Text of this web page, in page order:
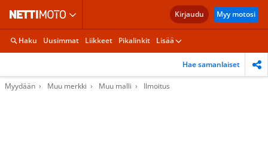
Kirjaudu Myy motosi
Haku Uusimmat Liikkeet Pikalinkit Lisää
Hae samanlaiset
Myydään Muu merkki Muu malli Ilmoitus